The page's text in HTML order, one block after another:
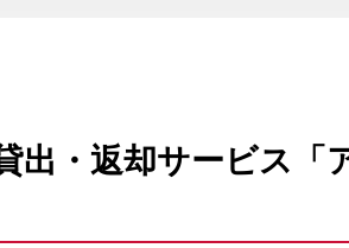
出・返却サービス「